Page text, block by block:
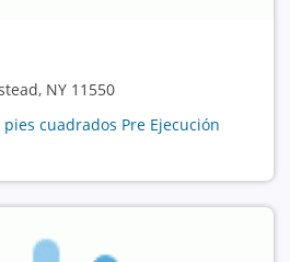
NY 11550
pies cuadrados Pre Ejecución